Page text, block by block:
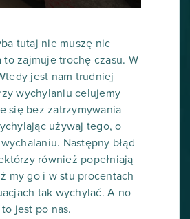
tutaj nie muszę nic
to zajmuje trochę czasu. W
jest nam trudniej
wychylaniu celujemy
się bez zatrzymywania
używaj tego, o
Następny błąd
również popełniają
my go i w stu procentach
tak wychylać. A no
jest po nas.